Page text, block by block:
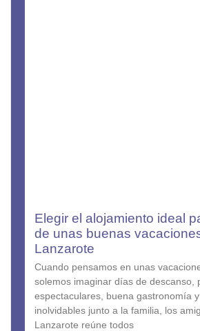
Elegir el alojamiento ideal
de unas buenas
Lanzarote
Cuando pensamos en unas
solemos imaginar días de descanso,
espectaculares, buena gastronomía
inolvidables junto a la familia, los
Lanzarote reúne todos